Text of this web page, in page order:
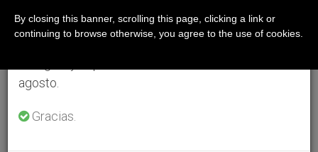
agosto.
Gracias.
By closing this banner, scrolling this page, clicking a link or
continuing to browse otherwise, you agree to the use of cookies.